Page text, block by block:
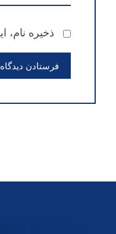
ذخیره
فرستادن دیدگاه